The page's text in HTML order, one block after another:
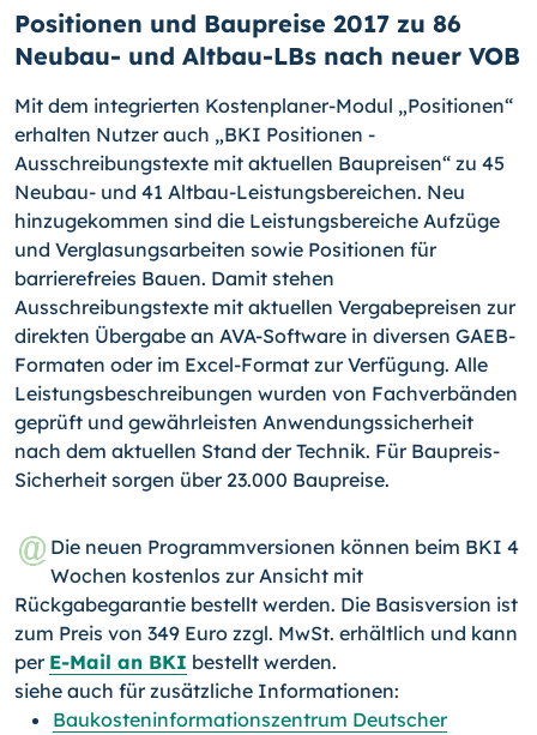
Positionen und Baupreise 2017 zu 86
Neubau- und Altbau-LBs nach neuer VOB
Mit dem integrierten Kostenplaner-Modul „Positionen“
erhalten Nutzer auch „BKI Positionen -
Ausschreibungstexte mit aktuellen Baupreisen“ zu 45
Neubau- und 41 Altbau-Leistungsbereichen. Neu
hinzugekommen sind die Leistungsbereiche Aufzüge
und Verglasungsarbeiten sowie Positionen für
barrierefreies Bauen. Damit stehen
Ausschreibungstexte mit aktuellen Vergabepreisen zur
direkten Übergabe an AVA-Software in diversen GAEB-
Formaten oder im Excel-Format zur Verfügung. Alle
Leistungsbeschreibungen wurden von Fachverbänden
geprüft und gewährleisten Anwendungssicherheit
nach dem aktuellen Stand der Technik. Für Baupreis-
Sicherheit sorgen über 23.000 Baupreise.
Die neuen Programmversionen können beim BKI 4
Wochen kostenlos zur Ansicht mit
Rückgabegarantie bestellt werden. Die Basisversion ist
zum Preis von 349 Euro zzgl. MwSt. erhältlich und kann
per E-Mail an BKI bestellt werden.
siehe auch für zusätzliche Informationen:
Baukosteninformationszentrum Deutscher